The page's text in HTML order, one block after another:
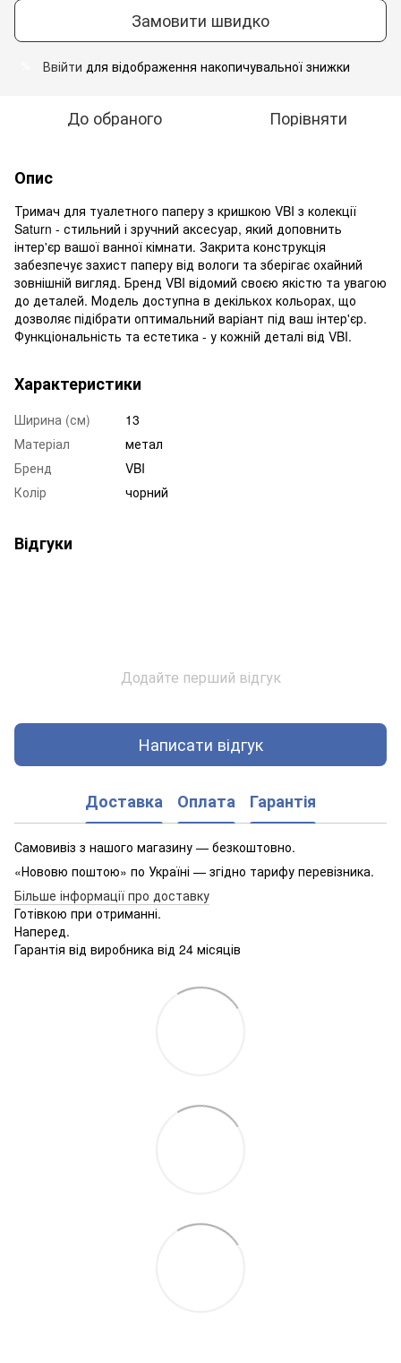
Замовити швидко
Ввійти для відображення накопичувальної знижки
До обраного Порівняти
Опис
Тримач для туалетного паперу з кришкою VBI з колекції
Saturn - стильний і зручний аксесуар, який доповнить
інтер'єр вашої ванної кімнати. Закрита конструкція
забезпечує захист паперу від вологи та зберігає охайний
зовнішній вигляд. Бренд VBI відомий своєю якістю та увагою
до деталей. Модель доступна в декількох кольорах, що
дозволяє підібрати оптимальний варіант під ваш інтер'єр.
Функціональність та естетика - у кожній деталі від VBI.
Характеристики
Ширина (см)
13
Матеріал
метал
Бренд
VBI
Колір
чорний
Відгуки
Додайте перший відгук
Написати відгук
Доставка Оплата Гарантія
Самовивіз з нашого магазину — безкоштовно.
«Нововю поштою» по Україні — згідно тарифу перевізника.
Більше інформації про доставку
Готівкою при отриманні.
Наперед.
Гарантія від виробника від 24 місяців